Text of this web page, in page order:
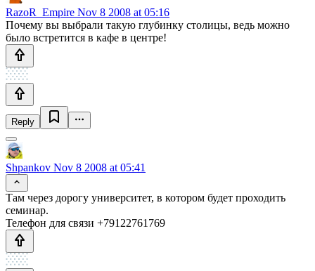
RazoR_Empire Nov 8 2008 at 05:16
Почему вы выбрали такую глубинку столицы, ведь можно
было встретится в кафе в центре!
Reply
Shpankov Nov 8 2008 at 05:41
Там через дорогу университет, в котором будет проходить
семинар.
Телефон для связи +79122761769